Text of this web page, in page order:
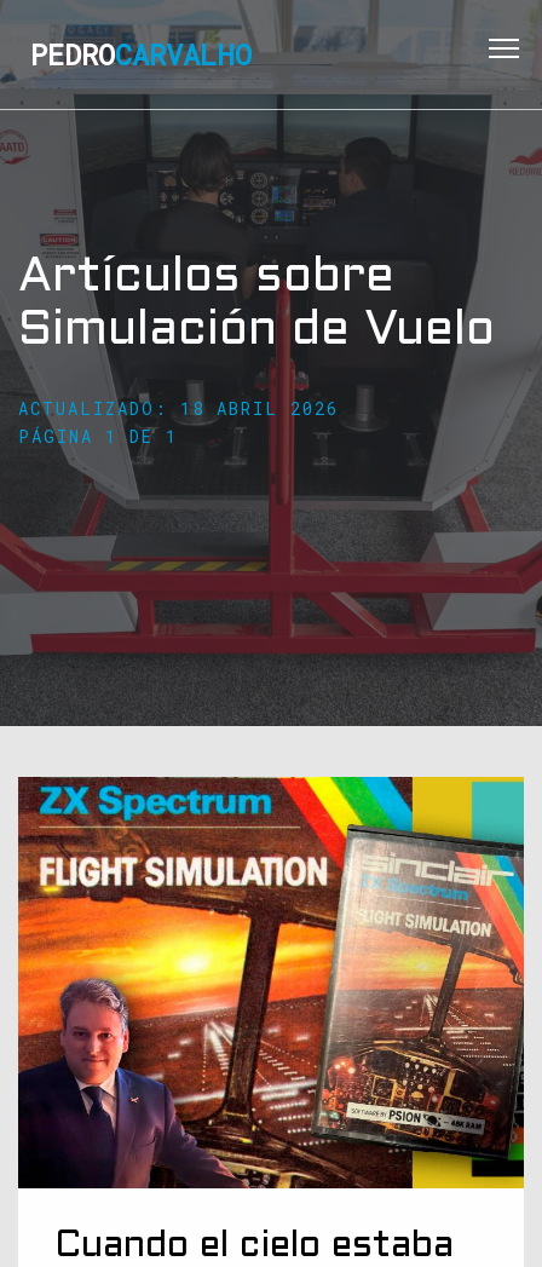
PEDROCARVALHO
Artículos sobre
Simulación de Vuelo
ACTUALIZADO: 18 ABRIL 2026
PÁGINA 1 DE 1
Cuando el cielo estaba